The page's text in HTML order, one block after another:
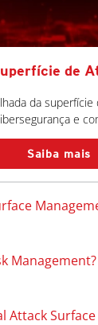
de
da
e
Saiba mais
Management?
Attack